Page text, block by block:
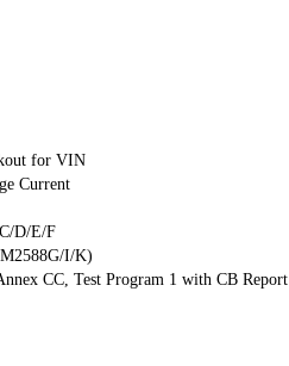
for VIN
Current
D/E/F
I/K)
CC, Test Program 1 with CB Report